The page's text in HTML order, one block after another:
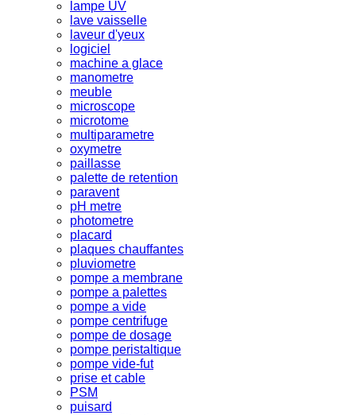
lampe UV
lave vaisselle
laveur d'yeux
logiciel
machine a glace
manometre
meuble
microscope
microtome
multiparametre
oxymetre
paillasse
palette de retention
paravent
pH metre
photometre
placard
plaques chauffantes
pluviometre
pompe a membrane
pompe a palettes
pompe a vide
pompe centrifuge
pompe de dosage
pompe peristaltique
pompe vide-fut
prise et cable
PSM
puisard